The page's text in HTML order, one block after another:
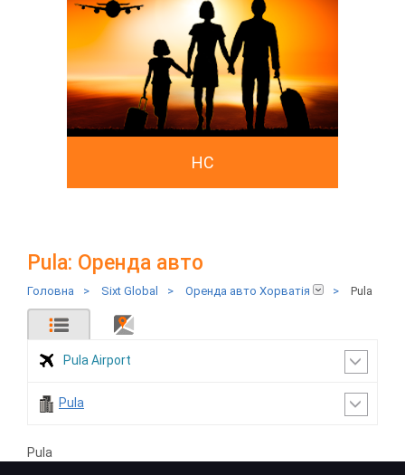
HC
Pula: Оренда авто
Головна > Sixt Global > Оренда авто Хорватія > Pula
Pula Airport
Pula
Pula